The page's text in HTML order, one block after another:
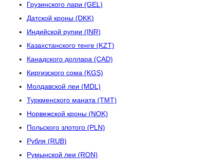
Грузинского лари (GEL)
Датской кроны (DKK)
Индийской рупии (INR)
Казахстанского тенге (KZT)
Канадского доллара (CAD)
Киргизского сома (KGS)
Молдавской леи (MDL)
Туркменского маната (TMT)
Норвежской кроны (NOK)
Польского злотого (PLN)
Рубля (RUB)
Румынской леи (RON)